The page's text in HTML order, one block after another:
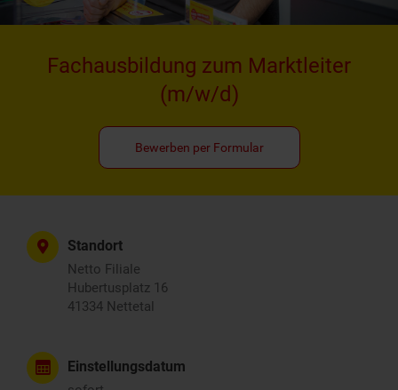
Fachausbildung zum Marktleiter
(m/w/d)
Bewerben per Formular
Standort
Netto Filiale
Hubertusplatz 16
41334 Nettetal
Einstellungsdatum